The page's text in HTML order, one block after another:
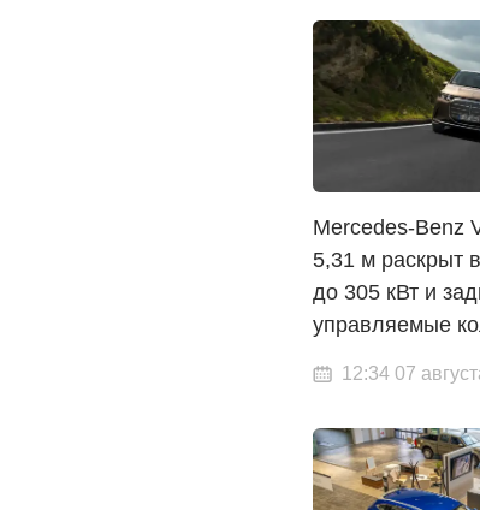
Mercedes-Benz
5,31 м раскрыт
до 305 кВт и
управляемые
12:34 07